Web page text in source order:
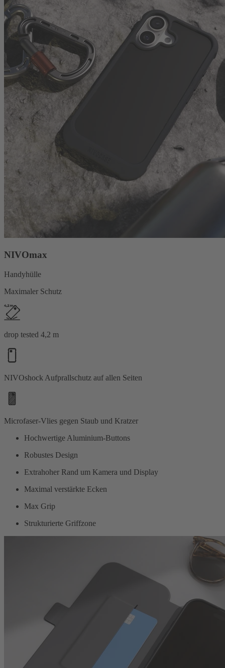
NIVOmax
Handyhülle
Maximaler Schutz
drop tested 4,2 m
NIVOshock Aufprallschutz auf allen Seiten
Microfaser-Vlies gegen Staub und Kratzer
Hochwertige Aluminium-Buttons
Robustes Design
Extrahoher Rand um Kamera und Display
Maximal verstärkte Ecken
Max Grip
Strukturierte Griffzone